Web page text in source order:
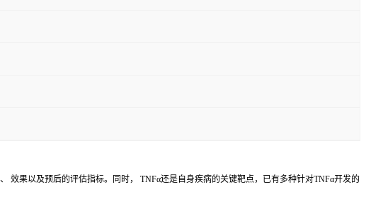
效果以及预后的评估指标。同时， TNFα还是自身疾病的关键靶点，已有多种针对TNFα开发的